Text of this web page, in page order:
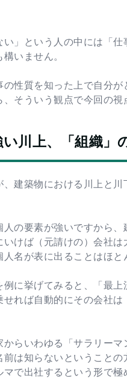
」という人の中には「
いません。
性質を知った上で自分
そういう観点で今回の
い川上、「組織」
建築物における川上と
の要素が強いですから
けば（元請けの）会社
名が表に出ることはほと
に挙げてみると、「最
せれば自動的にその会
らいわゆる「サラリー
は知らないということ
で出社するという形で極